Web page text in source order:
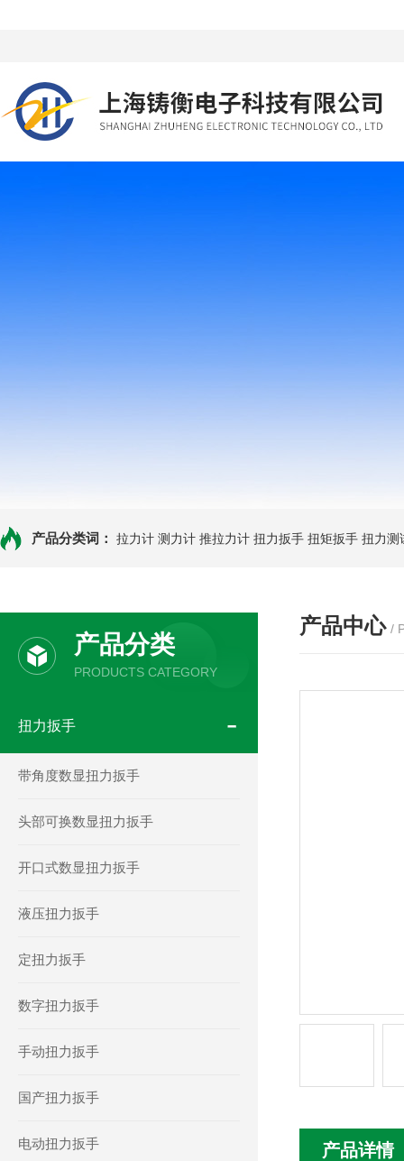
产品分类词： 拉力计 测力计 推拉力计 扭力扳手 扭矩扳手 扭力测
产品分类
PRODUCTS CATEGORY
扭力扳手
带角度数显扭力扳手
头部可换数显扭力扳手
开口式数显扭力扳手
液压扭力扳手
定扭力扳手
数字扭力扳手
手动扭力扳手
国产扭力扳手
电动扭力扳手
产品中心 /
产品详情